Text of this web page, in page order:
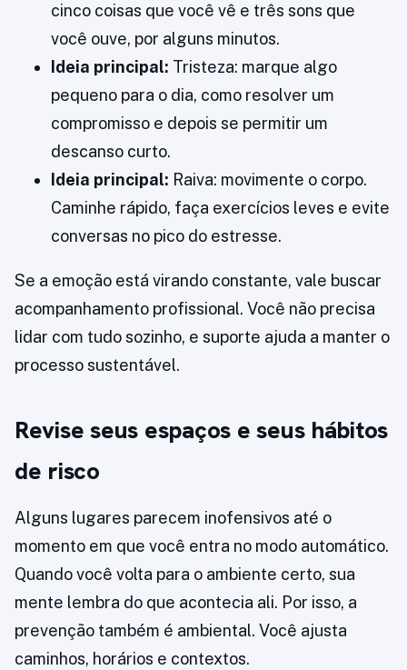
cinco coisas que você vê e três sons que
você ouve, por alguns minutos.
Ideia principal: Tristeza: marque algo
pequeno para o dia, como resolver um
compromisso e depois se permitir um
descanso curto.
Ideia principal: Raiva: movimente o corpo.
Caminhe rápido, faça exercícios leves e evite
conversas no pico do estresse.
Se a emoção está virando constante, vale buscar
acompanhamento profissional. Você não precisa
lidar com tudo sozinho, e suporte ajuda a manter o
processo sustentável.
Revise seus espaços e seus hábitos
de risco
Alguns lugares parecem inofensivos até o
momento em que você entra no modo automático.
Quando você volta para o ambiente certo, sua
mente lembra do que acontecia ali. Por isso, a
prevenção também é ambiental. Você ajusta
caminhos, horários e contextos.